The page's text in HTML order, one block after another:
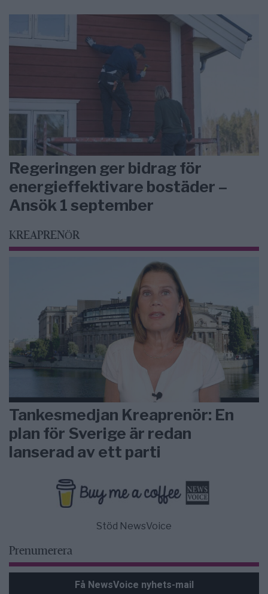
Regeringen ger bidrag för
energieffektivare bostäder –
Ansök 1 september
KREAPRENÖR
Tankesmedjan Kreaprenör: En
plan för Sverige är redan
lanserad av ett parti
Stöd NewsVoice
Prenumerera
Få NewsVoice nyhets-mail